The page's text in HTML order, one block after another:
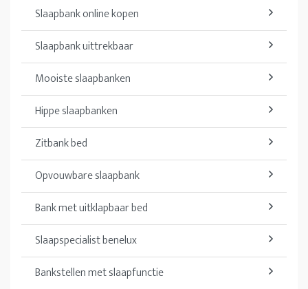
Slaapbank online kopen
Slaapbank uittrekbaar
Mooiste slaapbanken
Hippe slaapbanken
Zitbank bed
Opvouwbare slaapbank
Bank met uitklapbaar bed
Slaapspecialist benelux
Bankstellen met slaapfunctie